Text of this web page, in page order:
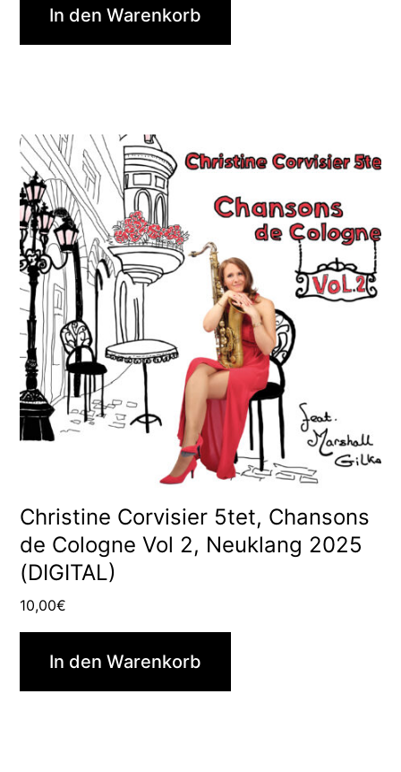
In den Warenkorb
Christine Corvisier 5tet, Chansons
de Cologne Vol 2, Neuklang 2025
(DIGITAL)
10,00€
In den Warenkorb